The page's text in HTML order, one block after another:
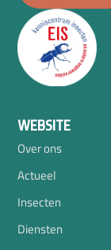
WEBSITE
Over ons
Actueel
Insecten
Diensten